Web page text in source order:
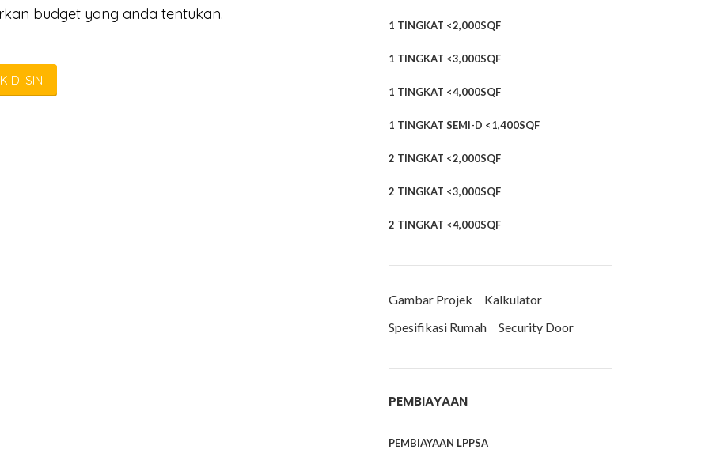
budget yang anda tentukan.
DI SINI
1 TINGKAT <2,000SQF
1 TINGKAT <3,000SQF
1 TINGKAT <4,000SQF
1 TINGKAT SEMI-D <1,400SQF
2 TINGKAT <2,000SQF
2 TINGKAT <3,000SQF
2 TINGKAT <4,000SQF
Gambar Projek
Kalkulator
Spesifikasi Rumah
Security Door
PEMBIAYAAN
PEMBIAYAAN LPPSA